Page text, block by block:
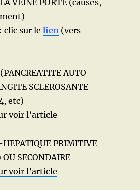
VEINE PORTE (causes,
clic sur lelien (vers
AUTO-
SCLEROSANTE
etc)
voir l’article
PRIMITIVE
SECONDAIRE
voir l’article